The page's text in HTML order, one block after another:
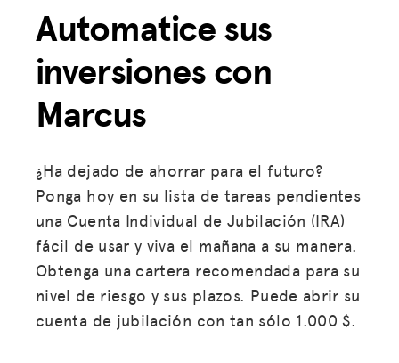
Automatice sus
inversiones con
Marcus
¿Ha dejado de ahorrar para el futuro?
Ponga hoy en su lista de tareas pendientes
una Cuenta Individual de Jubilación (IRA)
fácil de usar y viva el mañana a su manera.
Obtenga una cartera recomendada para su
nivel de riesgo y sus plazos. Puede abrir su
cuenta de jubilación con tan sólo 1.000 $.